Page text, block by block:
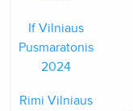
If Vilniaus
Pusmaratonis
2024
Rimi Vilniaus